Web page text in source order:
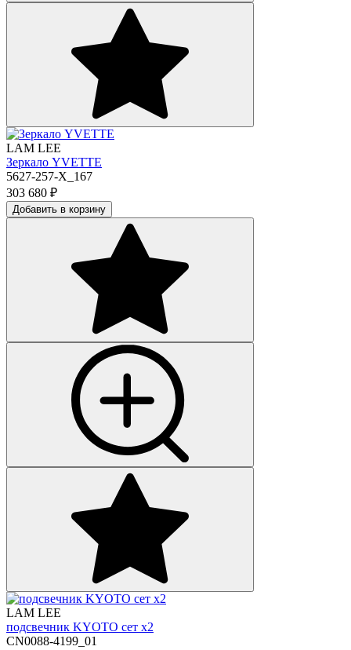
LAM LEE
Зеркало YVETTE
5627-257-X_167
303 680 ₽
Добавить в корзину
LAM LEE
подсвечник KYOTO сет х2
CN0088-4199_01